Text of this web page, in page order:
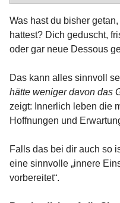
Was hast du bisher
hattest? Dich geduscht,
oder gar neue Dessous
Das kann alles sinnvoll
hätte weniger davon das
zeigt: Innerlich leben die
Hoffnungen und
Falls das bei dir auch so
eine sinnvolle „innere
vorbereitet“.